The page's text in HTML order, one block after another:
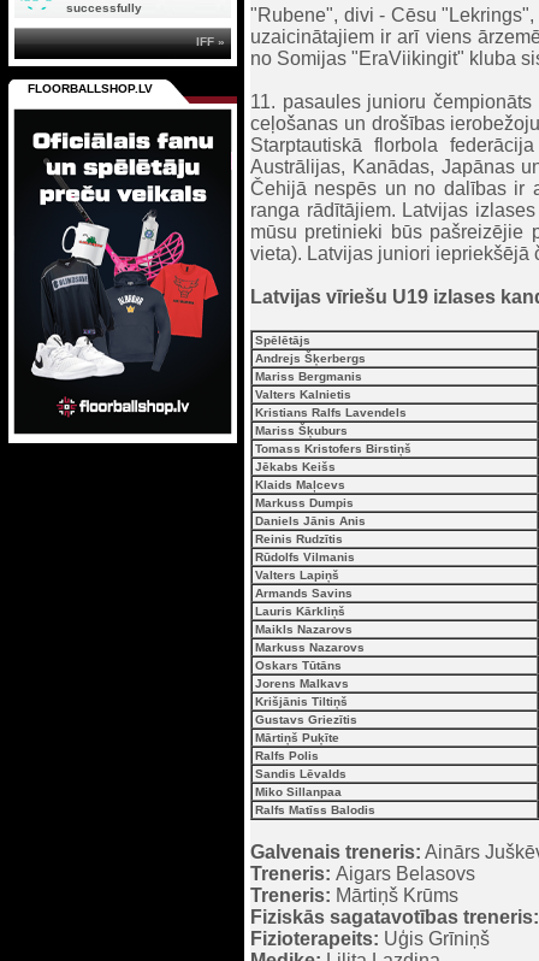
"Rubene", divi - Cēsu
uzaicinātajiem ir arī viens
no Somijas "EraViikingit" kluba
11. pasaules junioru
ceļošanas un drošības
Starptautiskā florbola
Austrālijas, Kanādas, Japānas
Čehijā nespēs un no dalības ir
ranga rādītājiem. Latvijas
mūsu pretinieki būs pašreizējie
vieta). Latvijas juniori iepriekšējā
Latvijas vīriešu U19 izlases
Spēlētājs
Andrejs Šķerbergs
Mariss Bergmanis
Valters Kalnietis
Kristians Ralfs Lavendels
Mariss Šķuburs
Tomass Kristofers Birstiņš
Jēkabs Keišs
Klaids Maļcevs
Markuss Dumpis
Daniels Jānis Anis
Reinis Rudzītis
Rūdolfs Vilmanis
Valters Lapiņš
Armands Savins
Lauris Kārkliņš
Maikls Nazarovs
Markuss Nazarovs
Oskars Tūtāns
Jorens Malkavs
Krišjānis Tiltiņš
Gustavs Griezītis
Mārtiņš Puķīte
Ralfs Polis
Sandis Lēvalds
Miko Sillanpaa
Ralfs Matīss Balodis
Galvenais treneris: Ainārs
Treneris: Aigars Belasovs
Treneris: Mārtiņš Krūms
Fiziskās sagatavotības treneris:
Fizioterapeits: Uģis Grīniņš
successfully
IFF »
FLOORBALLSHOP.LV